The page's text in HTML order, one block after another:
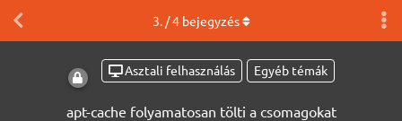
Asztali felhasználás Egyéb témák
apt-cache folyamatosan tölti a csomagokat
3. /4bejegyzés